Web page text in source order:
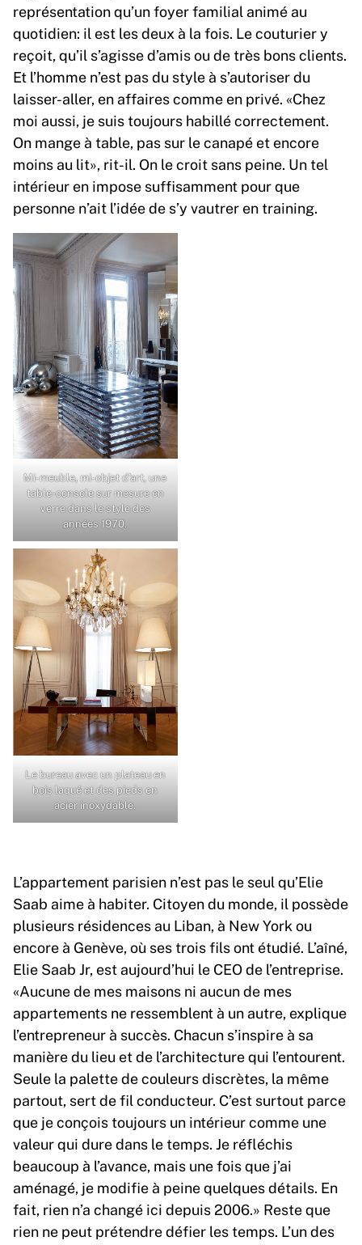
représentation qu’un foyer familial animé au
quotidien: il est les deux à la fois. Le couturier y
reçoit, qu’il s’agisse d’amis ou de très bons clients.
Et l’homme n’est pas du style à s’autoriser du
laisser-aller, en affaires comme en privé. «Chez
moi aussi, je suis toujours habillé correctement.
On mange à table, pas sur le canapé et encore
moins au lit», rit-il. On le croit sans peine. Un tel
intérieur en impose suffisamment pour que
personne n’ait l’idée de s’y vautrer en training.
Mi-meuble, mi-objet d’art, une
table-console sur mesure en
verre dans le style des
années 1970.
Le bureau avec un plateau en
bois laqué et des pieds en
acier inoxydable.
L’appartement parisien n’est pas le seul qu’Elie
Saab aime à habiter. Citoyen du monde, il possède
plusieurs résidences au Liban, à New York ou
encore à Genève, où ses trois fils ont étudié. L’aîné,
Elie Saab Jr, est aujourd’hui le CEO de l’entreprise.
«Aucune de mes maisons ni aucun de mes
appartements ne ressemblent à un autre, explique
l’entrepreneur à succès. Chacun s’inspire à sa
manière du lieu et de l’architecture qui l’entourent.
Seule la palette de couleurs discrètes, la même
partout, sert de fil conducteur. C’est surtout parce
que je conçois toujours un intérieur comme une
valeur qui dure dans le temps. Je réfléchis
beaucoup à l’avance, mais une fois que j’ai
aménagé, je modifie à peine quelques détails. En
fait, rien n’a changé ici depuis 2006.» Reste que
rien ne peut prétendre défier les temps. L’un des